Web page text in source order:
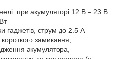
при акумуляторі 12 В – 23 В
гаджетів, струм до 2.5 А
замикання,
акумулятора,